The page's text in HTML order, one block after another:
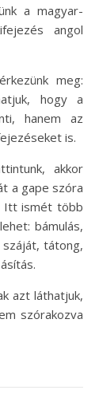
a magyar-
angol
meg:
hogy a
hanem az
is.
akkor
a gape szóra
Itt ismét több
bámulás,
tátong,
azt láthatjuk,
szórakozva